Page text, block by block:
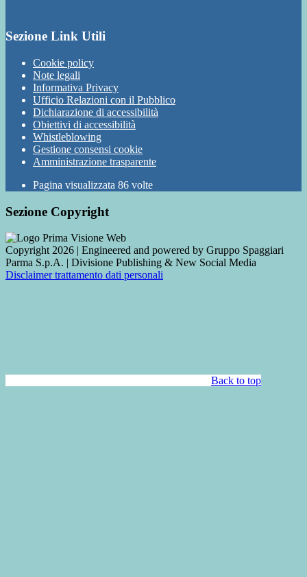
Sezione Link Utili
Cookie policy
Note legali
Informativa Privacy
Ufficio Relazioni con il Pubblico
Dichiarazione di accessibilità
Obiettivi di accessibilità
Whistleblowing
Gestione consensi cookie
Amministrazione trasparente
Pagina visualizzata 86 volte
Sezione Copyright
Copyright 2026 | Engineered and powered by Gruppo Spaggiari
Parma S.p.A. | Divisione Publishing & New Social Media
Disclaimer trattamento dati personali
Back to top